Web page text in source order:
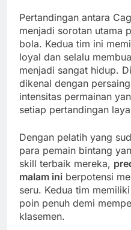
Pertandingan antara
menjadi sorotan utama
bola. Kedua tim ini
loyal dan selalu
menjadi sangat hidup.
dikenal dengan
intensitas permainan
setiap pertandingan
Dengan pelatih yang
para pemain bintang
skill terbaik mereka,
malam ini berpotensi
seru. Kedua tim
poin penuh demi
klasemen.